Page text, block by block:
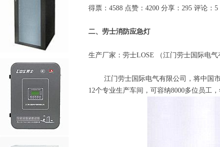
得票：4588 点赞：4200 分享：295 评论：5
二、劳士消防应急灯
生产厂家：劳士LOSE （江门劳士国际电
江门劳士国际电气有限公司，将中国市
12个专业生产车间，可容纳8000多位员工